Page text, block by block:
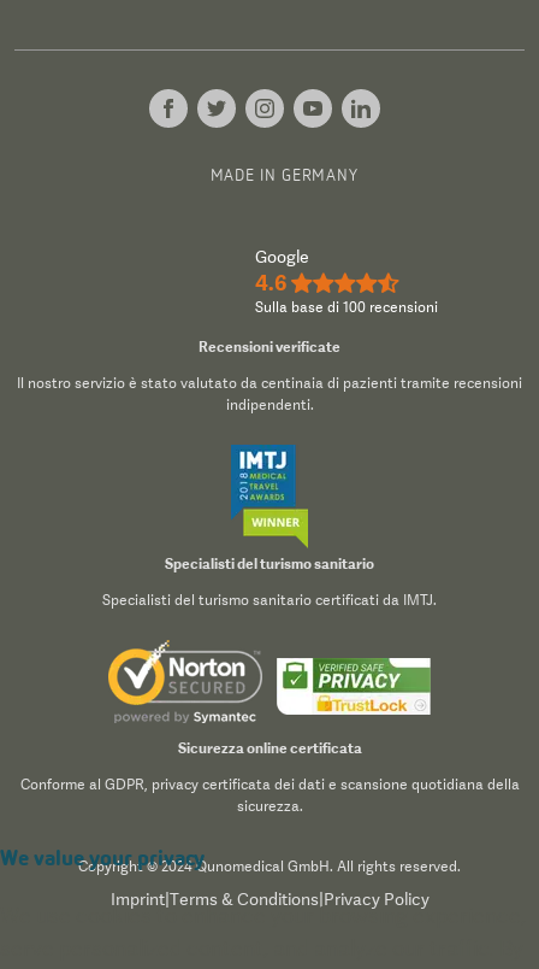
MADE IN GERMANY
Google
4.6 ★★★★½
Sulla base di 100 recensioni
Recensioni verificate
Il nostro servizio è stato valutato da centinaia di pazienti tramite recensioni
indipendenti.
Specialisti del turismo sanitario
Specialisti del turismo sanitario certificati da IMTJ.
Sicurezza online certificata
Conforme al GDPR, privacy certificata dei dati e scansione quotidiana della
sicurezza.
Copyright © 2024 Qunomedical GmbH. All rights reserved.
Imprint| Terms & Conditions Privacy Policy
We value your privacy
We use cookies to enhance your browsing experience,